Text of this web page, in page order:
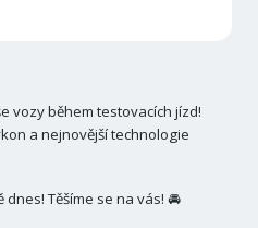
vozy během testovacích jízd!
a nejnovější technologie
dnes! Těšíme se na vás! 🚘